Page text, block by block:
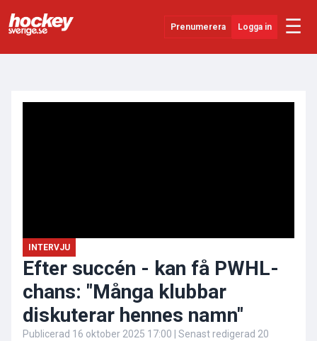
Prenumerera Logga in ☰
INTERVJU
Efter succén - kan få PWHL-
chans: "Många klubbar
diskuterar hennes namn"
Publicerad 16 oktober 2025 17:00 | Senast redigerad 20